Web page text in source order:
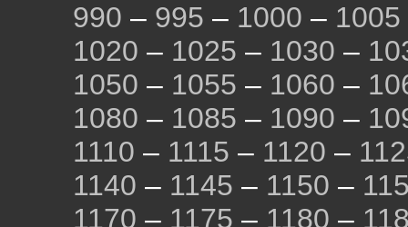
990 – 995 – 1000 – 1005
1020 – 1025 – 1030 –
1050 – 1055 – 1060 –
1080 – 1085 – 1090 –
1110 – 1115 – 1120 –
1140 – 1145 – 1150 –
1170 – 1175 – 1180 –